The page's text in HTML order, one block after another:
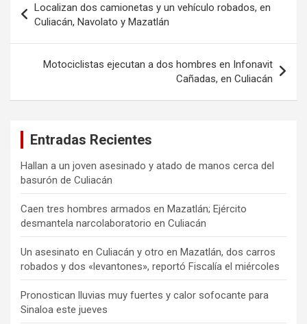
de
entradas
Localizan dos camionetas y un vehículo robados, en
Culiacán, Navolato y Mazatlán
Motociclistas ejecutan a dos hombres en Infonavit
Cañadas, en Culiacán
Entradas Recientes
Hallan a un joven asesinado y atado de manos cerca del
basurón de Culiacán
Caen tres hombres armados en Mazatlán; Ejército
desmantela narcolaboratorio en Culiacán
Un asesinato en Culiacán y otro en Mazatlán, dos carros
robados y dos «levantones», reportó Fiscalía el miércoles
Pronostican lluvias muy fuertes y calor sofocante para
Sinaloa este jueves